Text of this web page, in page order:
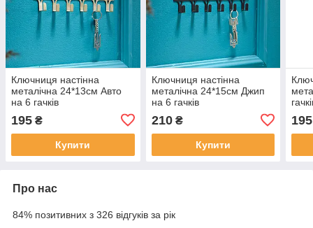
Ключниця настінна
металічна 24*13см Авто
на 6 гачків
195 ₴
Купити
Ключниця настінна
металічна 24*15см Джип
на 6 гачків
210₴
Купити
195
Про нас
84% позитивних з 326 відгуків за рік